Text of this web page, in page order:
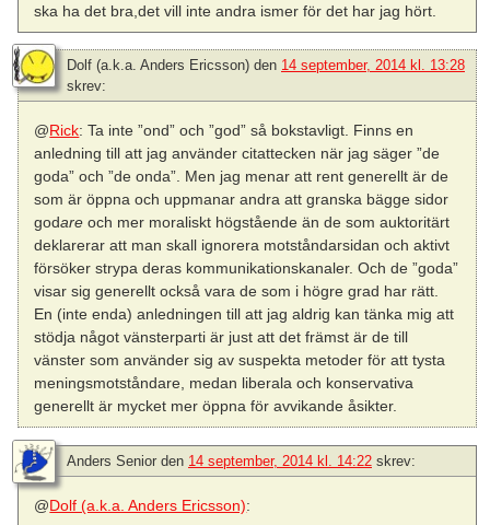
ska ha det bra,det vill inte andra ismer för det har jag hört.
Dolf (a.k.a. Anders Ericsson) den 14 september, 2014 kl. 13:28
skrev:
@Rick: Ta inte ”ond” och ”god” så bokstavligt. Finns en
anledning till att jag använder citattecken när jag säger ”de
goda” och ”de onda”. Men jag menar att rent generellt är de
som är öppna och uppmanar andra att granska bägge sidor
godare och mer moraliskt högstående än de som auktoritärt
deklarerar att man skall ignorera motståndarsidan och aktivt
försöker strypa deras kommunikationskanaler. Och de ”goda”
visar sig generellt också vara de som i högre grad har rätt.
En (inte enda) anledningen till att jag aldrig kan tänka mig att
stödja något vänsterparti är just att det främst är de till
vänster som använder sig av suspekta metoder för att tysta
meningsmotståndare, medan liberala och konservativa
generellt är mycket mer öppna för avvikande åsikter.
Anders Senior den 14 september, 2014 kl. 14:22 skrev:
@Dolf (a.k.a. Anders Ericsson):